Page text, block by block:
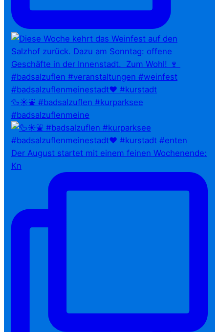
🦆☀️⛲ #badsalzuflen #kurparksee
#badsalzuflenmeine
Der August startet mit einem feinen Wochenende:
Kn